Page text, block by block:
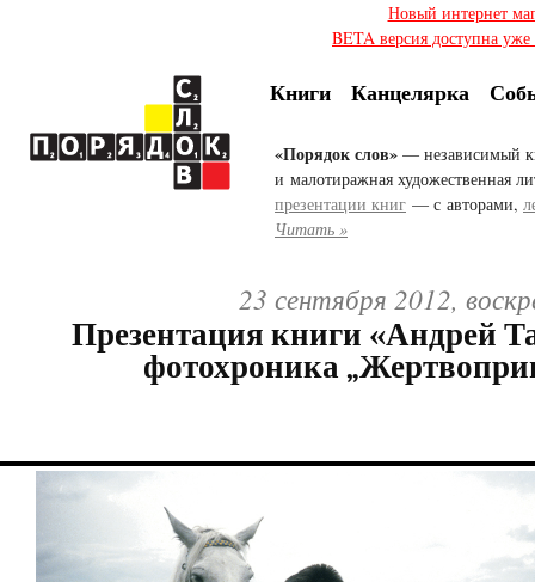
Новый интернет
BETA версия доступна
Книги Канцелярка
«Порядок слов» — независимый
и малотиражная художественная
презентации книг — с авторами,
Читать »
23 сентября 2012,
Презентация книги «Андрей
фотохроника